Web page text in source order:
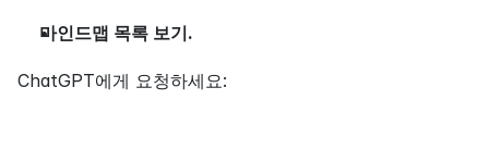
마인드맵 목록 보기.
ChatGPT에게 요청하세요: